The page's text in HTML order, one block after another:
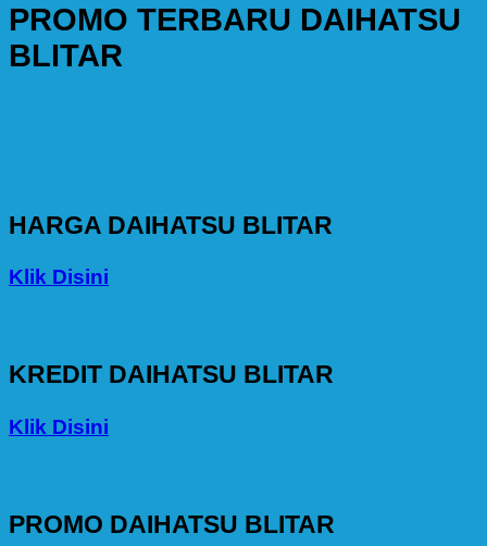
PROMO TERBARU DAIHATSU
BLITAR
HARGA DAIHATSU BLITAR
Klik Disini
KREDIT DAIHATSU BLITAR
Klik Disini
PROMO DAIHATSU BLITAR